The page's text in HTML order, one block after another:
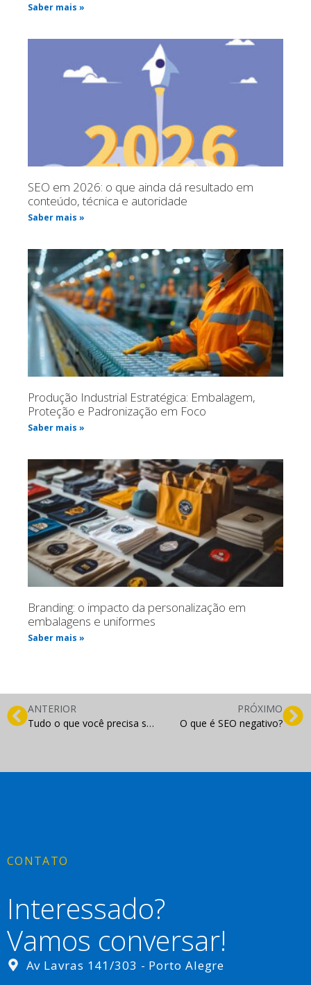
Saber mais »
SEO em 2026: o que ainda dá resultado em
conteúdo, técnica e autoridade
Saber mais »
Produção Industrial Estratégica: Embalagem,
Proteção e Padronização em Foco
Saber mais »
Branding: o impacto da personalização em
embalagens e uniformes
Saber mais »
ANTERIOR
Tudo o que você precisa saber sobre Google Ads
PRÓXIMO
O que é SEO negativo?
CONTATO
Interessado?
Vamos conversar!
Av Lavras 141/303 - Porto Alegre